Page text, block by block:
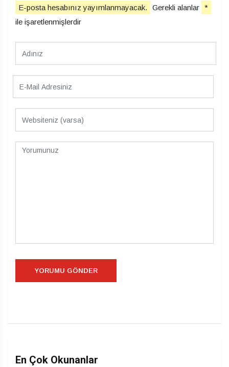
E-posta hesabınız yayımlanmayacak. Gerekli alanlar *
ile işaretlenmişlerdir
En Çok Okunanlar